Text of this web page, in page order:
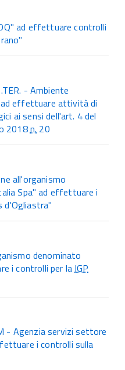
ad effettuare controlli
- Ambiente
ad effettuare attività di
ai sensi dell'art. 4 del
2018n. 20
all'organismo
Spa" ad effettuare i
d'Ogliastra"
denominato
i controlli per laIGP
- Agenzia servizi settore
i controlli sulla